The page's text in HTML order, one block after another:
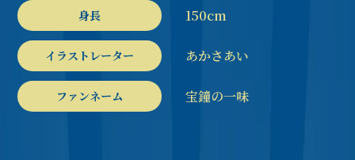
身長 150cm
イラストレーター あかさあい
ファンネーム 宝鐘の一味